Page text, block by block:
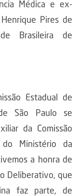
Médica e ex-
Pires de
Brasileira de
Estadual de
São Paulo se
da Comissão
do Ministério da
a honra de
Deliberativo, que
faz parte, de